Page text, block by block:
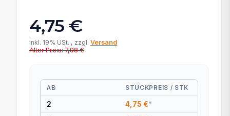
4,75 €
inkl. 19% USt. , zzgl. Versand
Alter Preis: 7,98 €
AB STÜCKPREIS / STK
2 4,75 €*